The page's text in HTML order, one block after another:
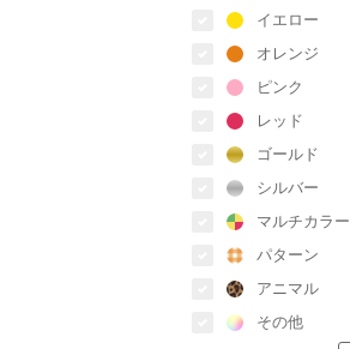
イエロー
オレンジ
ピンク
レッド
ゴールド
シルバー
マルチカラー
パターン
アニマル
その他